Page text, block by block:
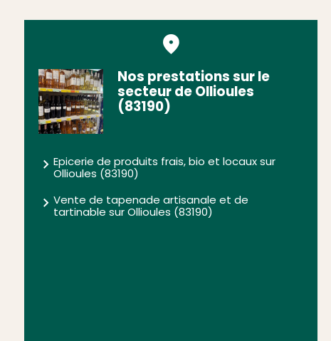
Nos prestations sur le
secteur de Ollioules
(83190)
Epicerie de produits frais, bio et locaux sur
Ollioules (83190)
Vente de tapenade artisanale et de
tartinable sur Ollioules (83190)